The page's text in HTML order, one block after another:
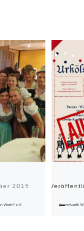
2015
Werth“ e.V. Ausverkauft!